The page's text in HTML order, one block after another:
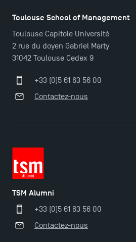
Toulouse School of Management
Toulouse Capitole Université
2 rue du doyen Gabriel Marty
31042 Toulouse Cedex 9
+33 (0)5 61 63 56 00
Contactez-nous
TSM Alumni
+33 (0)5 61 63 56 00
Contactez-nous